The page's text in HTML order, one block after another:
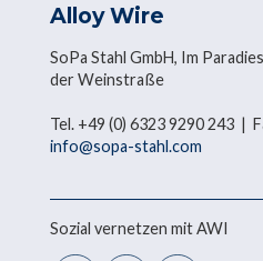
Alloy Wire
SoPa Stahl GmbH, Im
der Weinstraße
Tel. +49 (0) 6323 9290 243 |
info@sopa-stahl.com
Sozial vernetzen mit AWI